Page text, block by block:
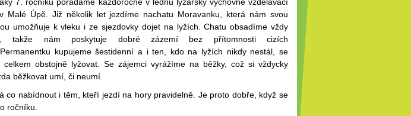
Malé Úpě. Již několik let jezdíme nachatu Moravanku, která nám svou
umožňuje k vleku i ze sjezdovky dojet na lyžích. Chatu obsadíme vždy
takže nám poskytuje dobré zázemí bez přítomnosti cizích
kupujeme šestidenní a i ten, kdo na lyžích nikdy nestál, se
celkem obstojně lyžovat. Se zájemci vyrážíme na běžky, což si vždycky
běžkovat umí, či neumí.
co nabídnout i těm, kteří jezdí na hory pravidelně. Je proto dobře, když se
ročníku.